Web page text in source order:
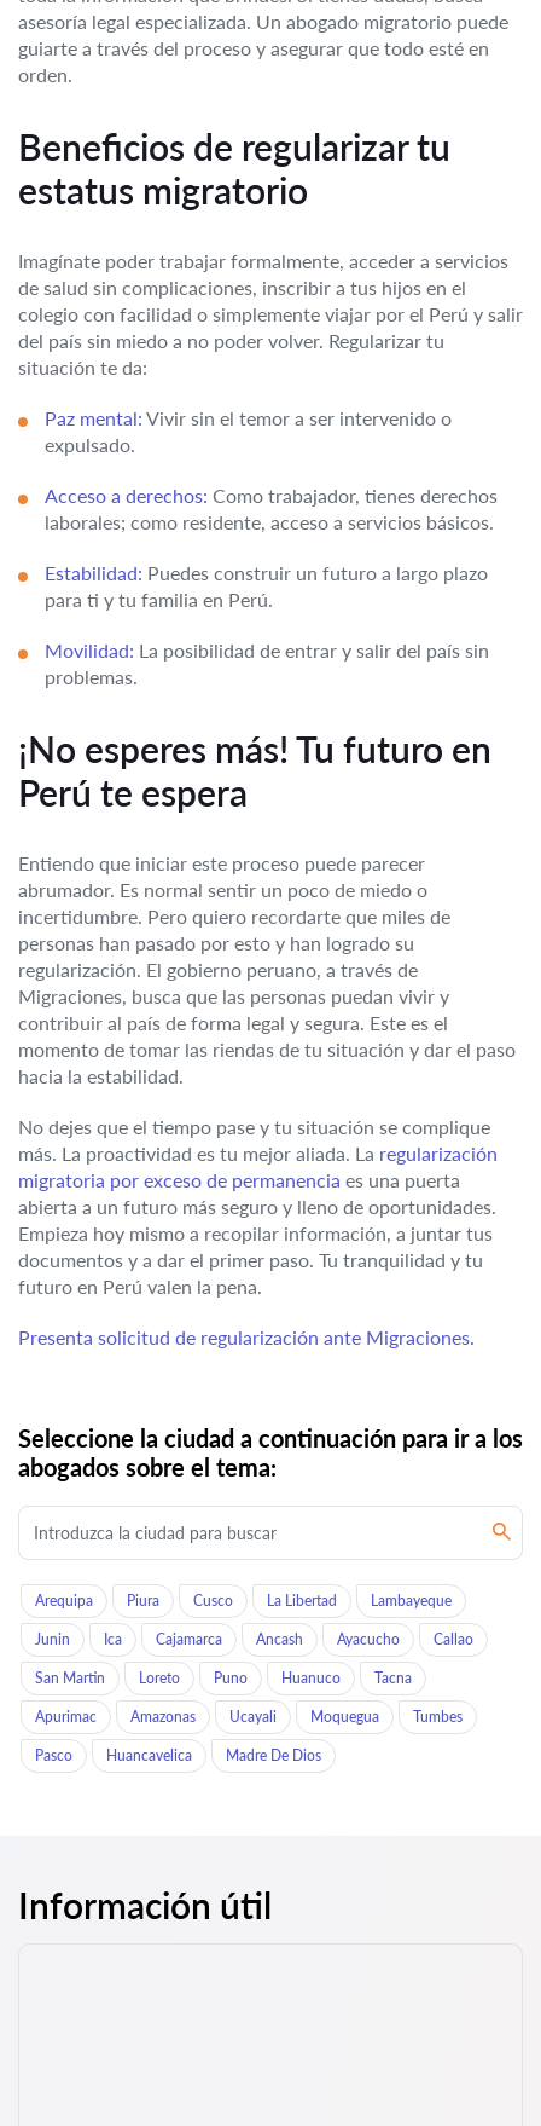
asesoría legal especializada. Un abogado migratorio puede
guiarte a través del proceso y asegurar que todo esté en
orden.
Beneficios de regularizar tu
estatus migratorio
Imagínate poder trabajar formalmente, acceder a servicios
de salud sin complicaciones, inscribir a tus hijos en el
colegio con facilidad o simplemente viajar por el Perú y salir
del país sin miedo a no poder volver. Regularizar tu
situación te da:
Paz mental: Vivir sin el temor a ser intervenido o
expulsado.
Acceso a derechos: Como trabajador, tienes derechos
laborales; como residente, acceso a servicios básicos.
Estabilidad: Puedes construir un futuro a largo plazo
para ti y tu familia en Perú.
Movilidad: La posibilidad de entrar y salir del país sin
problemas.
¡No esperes más! Tu futuro en
Perú te espera
Entiendo que iniciar este proceso puede parecer
abrumador. Es normal sentir un poco de miedo o
incertidumbre. Pero quiero recordarte que miles de
personas han pasado por esto y han logrado su
regularización. El gobierno peruano, a través de
Migraciones, busca que las personas puedan vivir y
contribuir al país de forma legal y segura. Este es el
momento de tomar las riendas de tu situación y dar el paso
hacia la estabilidad.
No dejes que el tiempo pase y tu situación se complique
más. La proactividad es tu mejor aliada. La regularización
migratoria por exceso de permanencia es una puerta
abierta a un futuro más seguro y lleno de oportunidades.
Empieza hoy mismo a recopilar información, a juntar tus
documentos y a dar el primer paso. Tu tranquilidad y tu
futuro en Perú valen la pena.
Presenta solicitud de regularización ante Migraciones.
Seleccione la ciudad a continuación para ir a los
abogados sobre el tema:
Arequipa Piura Cusco La Libertad Lambayeque
Junin Ica Cajamarca Ancash Ayacucho Callao
San Martin Loreto Puno Huanuco Tacna
Apurimac Amazonas Ucayali Moquegua Tumbes
Pasco Huancavelica Madre De Dios
Información útil